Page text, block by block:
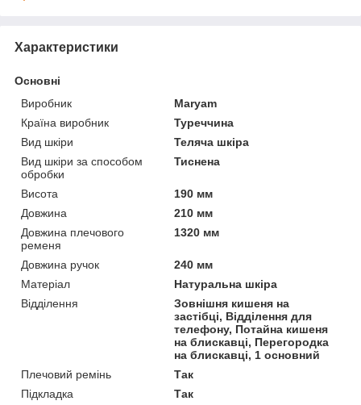
Характеристики
Основні
Виробник
Maryam
Країна виробник
Туреччина
Вид шкіри
Теляча шкіра
Вид шкіри за способом
обробки
Тиснена
Висота
190 мм
Довжина
210 мм
Довжина плечового
ременя
1320 мм
Довжина ручок
240 мм
Матеріал
Натуральна шкіра
Відділення
Зовнішня кишеня на
застібці, Відділення для
телефону, Потайна кишеня
на блискавці, Перегородка
на блискавці, 1 основний
Плечовий ремінь
Так
Підкладка
Так